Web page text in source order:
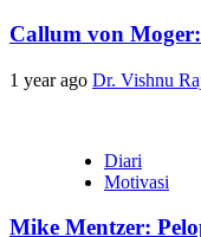
Callum von
1 year ago Dr. Vishnu
Diari
Motivasi
Mike Mentzer: